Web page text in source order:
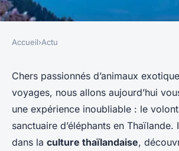
Comment vivre une
expérience de
un sanctuaire
Thaïlande ?
Accueil›Actu
Chers passionnés d’animaux
voyages, nous allons aujourd’hui
une expérience inoubliable : le
sanctuaire d’éléphants en
dans la culture thaïlandaise,